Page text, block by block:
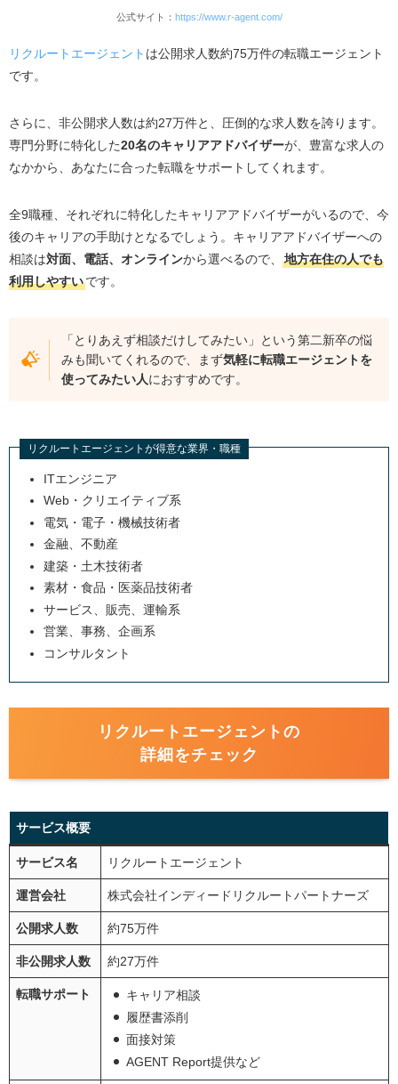
【職種・条件別】第二新卒におすすめの転職サイト
【女性向け】type女性の転職エージェント
【薬剤師向け】薬キャリAGENT
【保育士向け】保育士ワーカー
失敗しない！第二新卒向け転職サイトの選び方
十分な求人数があるか
年収アップできる求人があるか
キャリアアップできる求人があるか
どこからでも今すぐに転職活動ができる
スカウトで企業からオファーがくる
自分に合った仕事がしやすい
自分のペースで転職活動ができる
エージェントを利用すると企業からの評価が聞ける
ここには気をつけて！第二新卒向け転職サイトの注意点
転職サイトには2種類ある
サイトごとの特徴を比較する
転職サイトは複数登録する
第二新卒の転職で転職サイトを使う主な流れ
1.転職サイトに登録する
2.担当者から連絡が来る
4.求人紹介してもらう
5.求人に応募する
6.企業と面接する
7.内定獲得・退職準備・入社
第二新卒が転職サイトを上手に使う4つのポイント
複数の転職サイトを使って比較する
担当者とは本音で話して良い関係を築く
応募するかどうかは自分でしっかり決める
公式サイト： https://www.r-agent.com/
リクルートエージェント は公開求人数約75万件の転職エージェント
です。
さらに、非公開求人数は約27万件と、圧倒的な求人数を誇ります。
専門分野に特化した20名のキャリアアドバイザーが、豊富な求人の
なかから、あなたに合った転職をサポートしてくれます。
全9職種、それぞれに特化したキャリアアドバイザーがいるので、今
後のキャリアの手助けとなるでしょう。キャリアアドバイザーへの
相談は対面、電話、オンラインから選べるので、
地方在住の人でも
利用しやすいです。
「とりあえず相談だけしてみたい」という第二新卒の悩
みも聞いてくれるので、まず気軽に転職エージェントを
使ってみたい人におすすめです。
リクルートエージェントが得意な業界・職種
ITエンジニア
Web・クリエイティブ系
電気・電子・機械技術者
金融、不動産
建築・土木技術者
素材・食品・医薬品技術者
サービス、販売、運輸系
営業、事務、企画系
コンサルタント
リクルートエージェントの
詳細をチェック
サービス概要
サービス名 リクルートエージェント
運営会社 株式会社インディードリクルートパートナーズ
公開求人数 約75万件
非公開求人数 約27万件
転職サポート
キャリア相談
履歴書添削
面接対策
AGENT Report提供など